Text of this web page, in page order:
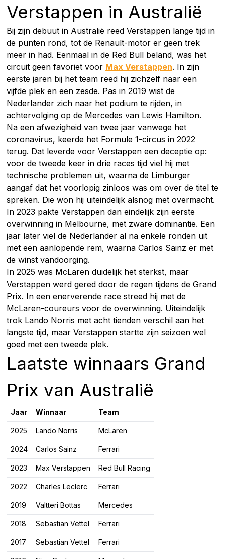
Verstappen in Australië
Bij zijn debuut in Australië reed Verstappen lange tijd in
de punten rond, tot de Renault-motor er geen trek
meer in had. Eenmaal in de Red Bull beland, was het
circuit geen favoriet voor Max Verstappen. In zijn
eerste jaren bij het team reed hij zichzelf naar een
vijfde plek en een zesde. Pas in 2019 wist de
Nederlander zich naar het podium te rijden, in
achtervolging op de Mercedes van Lewis Hamilton.
Na een afwezigheid van twee jaar vanwege het
coronavirus, keerde het Formule 1-circus in 2022
terug. Dat leverde voor Verstappen een deceptie op:
voor de tweede keer in drie races tijd viel hij met
technische problemen uit, waarna de Limburger
aangaf dat het voorlopig zinloos was om over de titel te
spreken. Die won hij uiteindelijk alsnog met overmacht.
In 2023 pakte Verstappen dan eindelijk zijn eerste
overwinning in Melbourne, met zware dominantie. Een
jaar later viel de Nederlander al na enkele ronden uit
met een aanlopende rem, waarna Carlos Sainz er met
de winst vandoorging.
In 2025 was McLaren duidelijk het sterkst, maar
Verstappen werd gered door de regen tijdens de Grand
Prix. In een enerverende race streed hij met de
McLaren-coureurs voor de overwinning. Uiteindelijk
trok Lando Norris met acht tienden verschil aan het
langste tijd, maar Verstappen startte zijn seizoen wel
goed met een tweede plek.
Laatste winnaars Grand
Prix van Australië
Jaar Winnaar Team
2025 Lando Norris McLaren
2024 Carlos Sainz Ferrari
2023 Max Verstappen Red Bull Racing
2022 Charles Leclerc Ferrari
2019 Valtteri Bottas Mercedes
2018 Sebastian Vettel Ferrari
2017 Sebastian Vettel Ferrari